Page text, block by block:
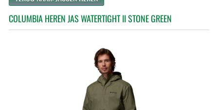
COLUMBIA HEREN JAS WATERTIGHT II STONE GREEN